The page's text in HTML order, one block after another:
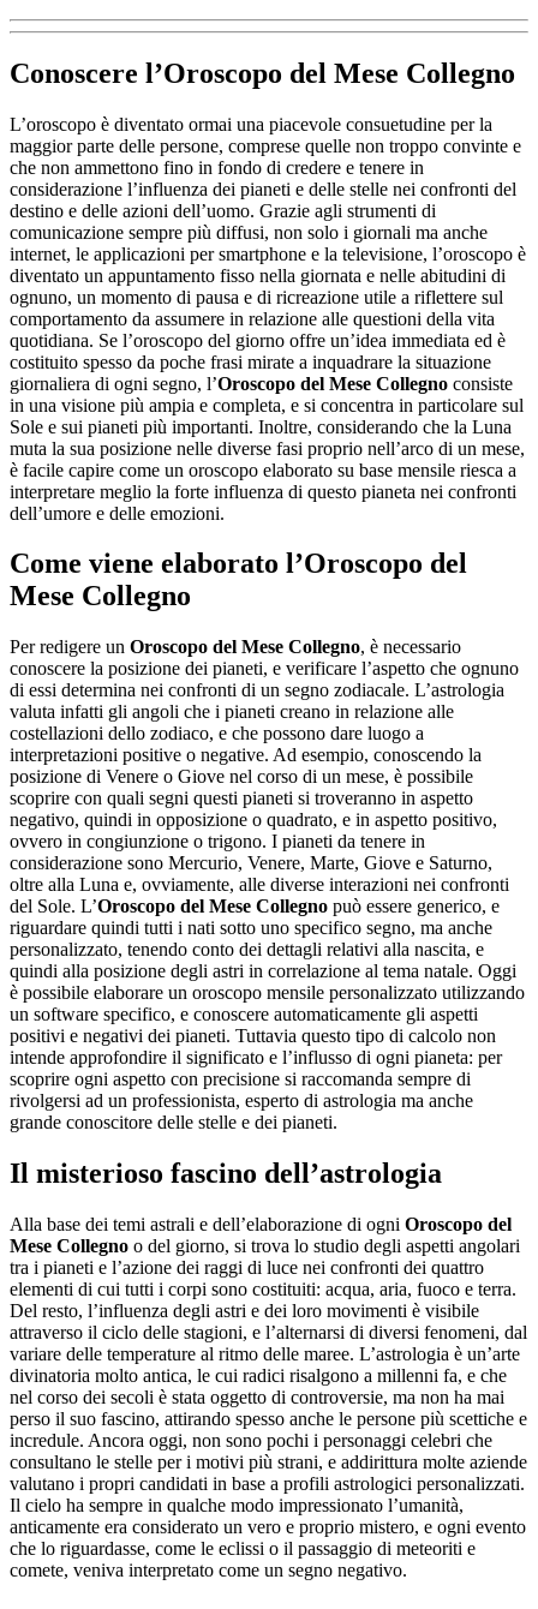
Conoscere l’Oroscopo del Mese Collegno
L’oroscopo è diventato ormai una piacevole consuetudine per la
maggior parte delle persone, comprese quelle non troppo convinte e
che non ammettono fino in fondo di credere e tenere in
considerazione l’influenza dei pianeti e delle stelle nei confronti del
destino e delle azioni dell’uomo. Grazie agli strumenti di
comunicazione sempre più diffusi, non solo i giornali ma anche
internet, le applicazioni per smartphone e la televisione, l’oroscopo è
diventato un appuntamento fisso nella giornata e nelle abitudini di
ognuno, un momento di pausa e di ricreazione utile a riflettere sul
comportamento da assumere in relazione alle questioni della vita
quotidiana. Se l’oroscopo del giorno offre un’idea immediata ed è
costituito spesso da poche frasi mirate a inquadrare la situazione
giornaliera di ogni segno, l’Oroscopo del Mese Collegno consiste
in una visione più ampia e completa, e si concentra in particolare sul
Sole e sui pianeti più importanti. Inoltre, considerando che la Luna
muta la sua posizione nelle diverse fasi proprio nell’arco di un mese,
è facile capire come un oroscopo elaborato su base mensile riesca a
interpretare meglio la forte influenza di questo pianeta nei confronti
dell’umore e delle emozioni.
Come viene elaborato l’Oroscopo del
Mese Collegno
Per redigere un Oroscopo del Mese Collegno, è necessario
conoscere la posizione dei pianeti, e verificare l’aspetto che ognuno
di essi determina nei confronti di un segno zodiacale. L’astrologia
valuta infatti gli angoli che i pianeti creano in relazione alle
costellazioni dello zodiaco, e che possono dare luogo a
interpretazioni positive o negative. Ad esempio, conoscendo la
posizione di Venere o Giove nel corso di un mese, è possibile
scoprire con quali segni questi pianeti si troveranno in aspetto
negativo, quindi in opposizione o quadrato, e in aspetto positivo,
ovvero in congiunzione o trigono. I pianeti da tenere in
considerazione sono Mercurio, Venere, Marte, Giove e Saturno,
oltre alla Luna e, ovviamente, alle diverse interazioni nei confronti
del Sole. L’Oroscopo del Mese Collegno può essere generico, e
riguardare quindi tutti i nati sotto uno specifico segno, ma anche
personalizzato, tenendo conto dei dettagli relativi alla nascita, e
quindi alla posizione degli astri in correlazione al tema natale. Oggi
è possibile elaborare un oroscopo mensile personalizzato utilizzando
un software specifico, e conoscere automaticamente gli aspetti
positivi e negativi dei pianeti. Tuttavia questo tipo di calcolo non
intende approfondire il significato e l’influsso di ogni pianeta: per
scoprire ogni aspetto con precisione si raccomanda sempre di
rivolgersi ad un professionista, esperto di astrologia ma anche
grande conoscitore delle stelle e dei pianeti.
Il misterioso fascino dell’astrologia
Alla base dei temi astrali e dell’elaborazione di ogni Oroscopo del
Mese Collegno o del giorno, si trova lo studio degli aspetti angolari
tra i pianeti e l’azione dei raggi di luce nei confronti dei quattro
elementi di cui tutti i corpi sono costituiti: acqua, aria, fuoco e terra.
Del resto, l’influenza degli astri e dei loro movimenti è visibile
attraverso il ciclo delle stagioni, e l’alternarsi di diversi fenomeni, dal
variare delle temperature al ritmo delle maree. L’astrologia è un’arte
divinatoria molto antica, le cui radici risalgono a millenni fa, e che
nel corso dei secoli è stata oggetto di controversie, ma non ha mai
perso il suo fascino, attirando spesso anche le persone più scettiche e
incredule. Ancora oggi, non sono pochi i personaggi celebri che
consultano le stelle per i motivi più strani, e addirittura molte aziende
valutano i propri candidati in base a profili astrologici personalizzati.
Il cielo ha sempre in qualche modo impressionato l’umanità,
anticamente era considerato un vero e proprio mistero, e ogni evento
che lo riguardasse, come le eclissi o il passaggio di meteoriti e
comete, veniva interpretato come un segno negativo.